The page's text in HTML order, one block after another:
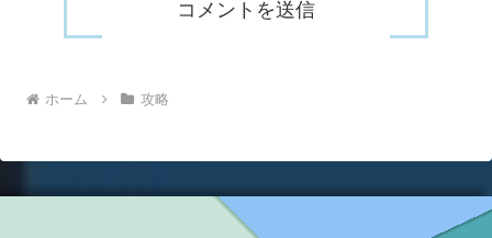
ホーム 攻略